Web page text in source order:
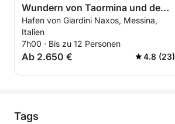
Wundern von Taormina und dem
Ätna
Hafen von Giardini Naxos, Messina,
Italien
7h00 · Bis zu 12 Personen
Ab 2.650 € 4.8 (23)
Tags